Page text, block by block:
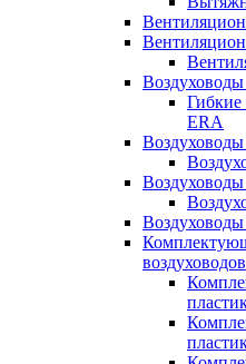
Гибкие
ERA
воздуховодов